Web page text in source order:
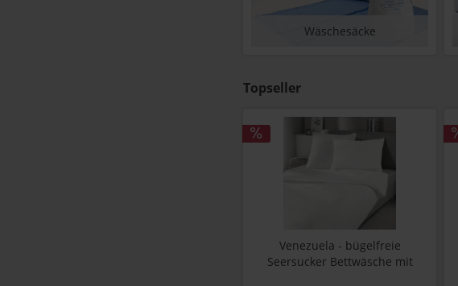
Wäschesäcke
Topseller
Venezuela - bügelfreie
Seersucker Bettwäsche mit